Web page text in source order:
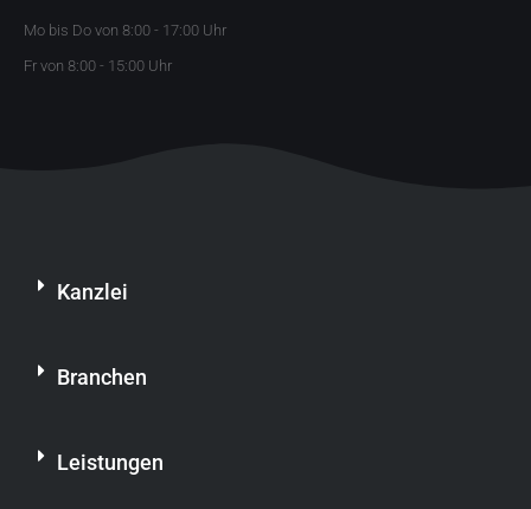
Mo bis Do von 8:00 - 17:00 Uhr
Fr von 8:00 - 15:00 Uhr
Kanzlei
Branchen
Leistungen